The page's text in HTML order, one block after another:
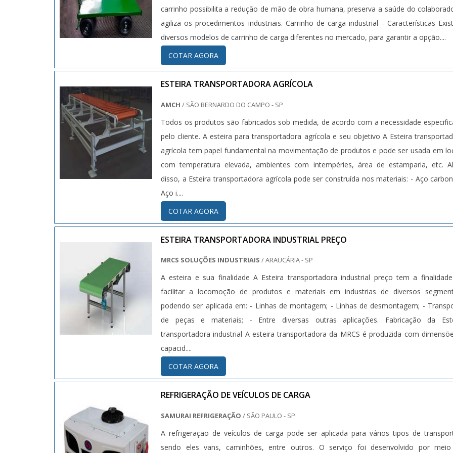
carrinho possibilita a redução de mão de obra humana, preserva a saúde do
agiliza os procedimentos industriais. Carrinho de carga industrial - Características
diversos modelos de carrinho de carga diferentes no mercado, para garantir a opção....
COTAR AGORA
ESTEIRA TRANSPORTADORA AGRÍCOLA
AMCH / SÃO BERNARDO DO CAMPO - SP
Todos os produtos são fabricados sob medida, de acordo com a necessidade
pelo cliente. A esteira para transportadora agrícola e seu objetivo A Esteira
agrícola tem papel fundamental na movimentação de produtos e pode ser usada em
com temperatura elevada, ambientes com intempéries, área de estamparia, etc.
disso, a Esteira transportadora agrícola pode ser construída nos materiais: - Aço
Aço i....
COTAR AGORA
ESTEIRA TRANSPORTADORA INDUSTRIAL PREÇO
MRCS SOLUÇÕES INDUSTRIAIS / ARAUCÁRIA - SP
A esteira e sua finalidade A Esteira transportadora industrial preço tem a
facilitar a locomoção de produtos e materiais em industrias de diversos
podendo ser aplicada em: - Linhas de montagem; - Linhas de desmontagem; -
de peças e materiais; - Entre diversas outras aplicações. Fabricação da
transportadora industrial A esteira transportadora da MRCS é produzida com
capacid....
COTAR AGORA
REFRIGERAÇÃO DE VEÍCULOS DE CARGA
SAMURAI REFRIGERAÇÃO / SÃO PAULO - SP
A refrigeração de veículos de carga pode ser aplicada para vários tipos de
sendo eles vans, caminhões, entre outros. O serviço foi desenvolvido por